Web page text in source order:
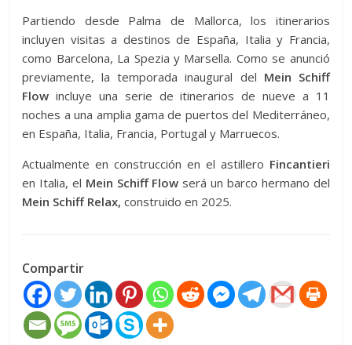
Partiendo desde Palma de Mallorca, los itinerarios
incluyen visitas a destinos de España, Italia y Francia,
como Barcelona, ​​La Spezia y Marsella. Como se anunció
previamente, la temporada inaugural del Mein Schiff
Flow incluye una serie de itinerarios de nueve a 11
noches a una amplia gama de puertos del Mediterráneo,
en España, Italia, Francia, Portugal y Marruecos.
Actualmente en construcción en el astillero Fincantieri
en Italia, el Mein Schiff Flow será un barco hermano del
Mein Schiff Relax, construido en 2025.
Compartir